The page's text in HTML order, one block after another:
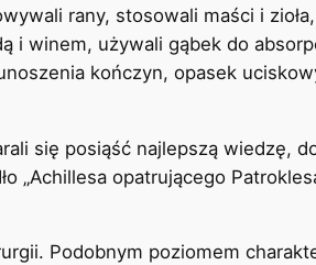
rany, stosowali maści i
i winem, używali gąbek do
kończyn, opasek
się posiąść najlepszą wiedzę,
opatrującego
Podobnym poziomem